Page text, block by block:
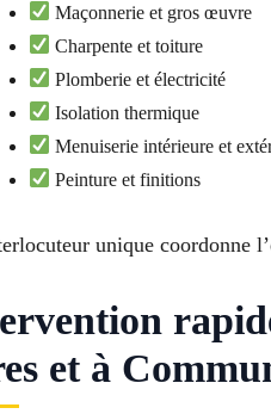
Maçonnerie et gros œuvre
Charpente et toiture
Plomberie et électricité
Isolation thermique
Menuiserie intérieure et
Peinture et finitions
unique coordonne
et à